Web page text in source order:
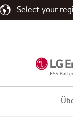
Select your